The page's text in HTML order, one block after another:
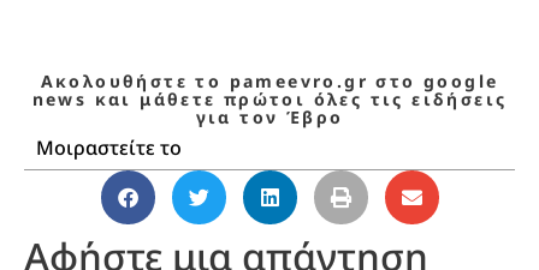
Ακολουθήστε το pameevro.gr στο google
news και μάθετε πρώτοι όλες τις ειδήσεις
για τον Έβρο
Μοιραστείτε το
Αφήστε μια απάντηση